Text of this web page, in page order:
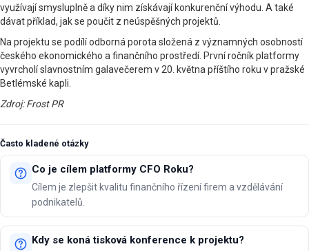
využívají smysluplně a díky nim získávají konkurenční výhodu. A také
dávat příklad, jak se poučit z neúspěšných projektů.
Na projektu se podílí odborná porota složená z významných osobností
českého ekonomického a finančního prostředí. První ročník platformy
vyvrcholí slavnostním galavečerem v 20. května příštího roku v pražské
Betlémské kapli.
Zdroj: Frost PR
Často kladené otázky
Co je cílem platformy CFO Roku?
Cílem je zlepšit kvalitu finančního řízení firem a vzdělávání
podnikatelů.
Kdy se koná tisková konference k projektu?